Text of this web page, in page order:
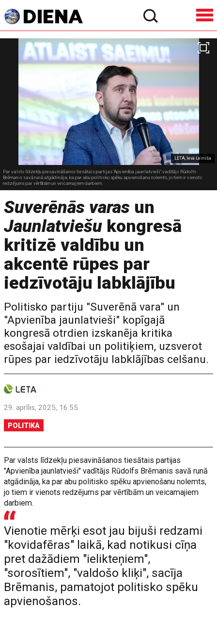
LETA, Ieva Leiniša
Par valsts līdzekļu piesavināšanos tiesātais partijas "Apvienība jaunlatvieši" vadītājs Rūdolfs
Brēmanis savā runā atgādināja, ka par abu politisko spēku apvienošanu nolemts, jo tiem ir vienots
redzējums par vērtībām un veicamajiem darbiem.
Suverēnās varas un
Jaunlatviešu kongresā
kritizē valdību un
akcentē rūpes par
iedzīvotāju labklājību
Politisko partiju "Suverēnā vara" un
"Apvienība jaunlatvieši" kopīgajā
kongresā otrdien izskanēja kritika
esošajai valdībai un politiķiem, uzsverot
rūpes par iedzīvotāju labklājības celšanu.
29. aprīlis, 2025, 16:55
POLITIKA
Par valsts līdzekļu piesavināšanos tiesātais partijas
"Apvienība jaunlatvieši" vadītājs Rūdolfs Brēmanis savā runā
atgādināja, ka par abu politisko spēku apvienošanu nolemts,
jo tiem ir vienots redzējums par vērtībām un veicamajiem
darbiem.
Vienotie mērķi esot jau bijuši redzami
"kovidafēras" laikā, kad notikusi cīņa
pret dažādiem "ielikteņiem",
"sorosītiem", "valdošo kliķi", sacīja
Brēmanis, pamatojot politisko spēku
apvienošanos.